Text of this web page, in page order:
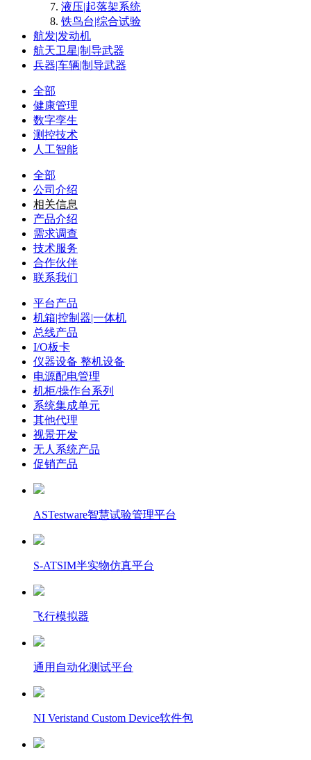
液压|起落架系统
铁鸟台|综合试验
航发|发动机
航天卫星|制导武器
兵器|车辆|制导武器
全部
健康管理
数字孪生
测控技术
人工智能
全部
公司介绍
相关信息
产品介绍
需求调查
技术服务
合作伙伴
联系我们
平台产品
机箱|控制器|一体机
总线产品
I/O板卡
仪器设备 整机设备
电源配电管理
机柜/操作台系列
系统集成单元
其他代理
视景开发
无人系统产品
促销产品
ASTestware智慧试验管理平台
S-ATSIM半实物仿真平台
飞行模拟器
通用自动化测试平台
NI Veristand Custom Device软件包